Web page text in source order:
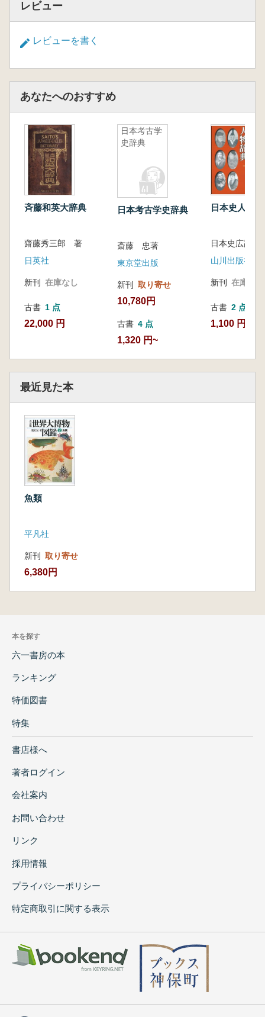
レビュー
レビューを書く
あなたへのおすすめ
斉藤和英大辞典
齋藤秀三郎 著
日英社
新刊 在庫なし
古書 1 点
22,000 円
日本考古学
史辞典
日本考古学史辞典
斎藤 忠著
東京堂出版
新刊 取り寄せ
10,780円
古書 4 点
1,320 円~
日本史人物
山川出版社
新刊 在庫なし
古書 2 点
1,100 円~
最近見た本
魚類
平凡社
新刊 取り寄せ
6,380円
本を探す
六一書房の本
ランキング
特価図書
特集
書店様へ
著者ログイン
会社案内
お問い合わせ
リンク
採用情報
プライバシーポリシー
特定商取引に関する表示